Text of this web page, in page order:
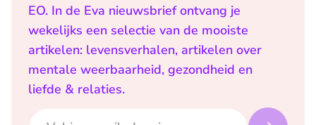
EO. In de Eva nieuwsbrief ontvang je
wekelijks een selectie van de mooiste
artikelen: levensverhalen, artikelen over
mentale weerbaarheid, gezondheid en
liefde & relaties.